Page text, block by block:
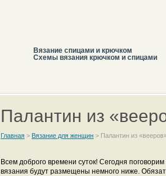
Вязание спицами и крючком
Схемы вязания крючком и спицами
Палантин из
Главная > Вязание для женщин > Палантин из
Всем доброго времени суток! Сегодня поговорим
вязания будут размещены немного ниже.